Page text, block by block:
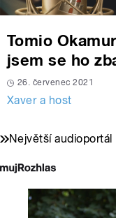
Tomio
jsem se ho
26. červenec 2021
Xaver a host
Největší